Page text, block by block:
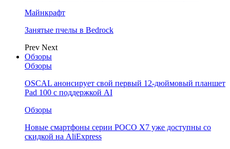
Майнкрафт
Занятые пчелы в Bedrock
Prev Next
Обзоры
Обзоры
OSCAL анонсирует свой первый 12-дюймовый планшет
Pad 100 с поддержкой AI
Обзоры
Новые смартфоны серии POCO X7 уже доступны со
скидкой на AliExpress